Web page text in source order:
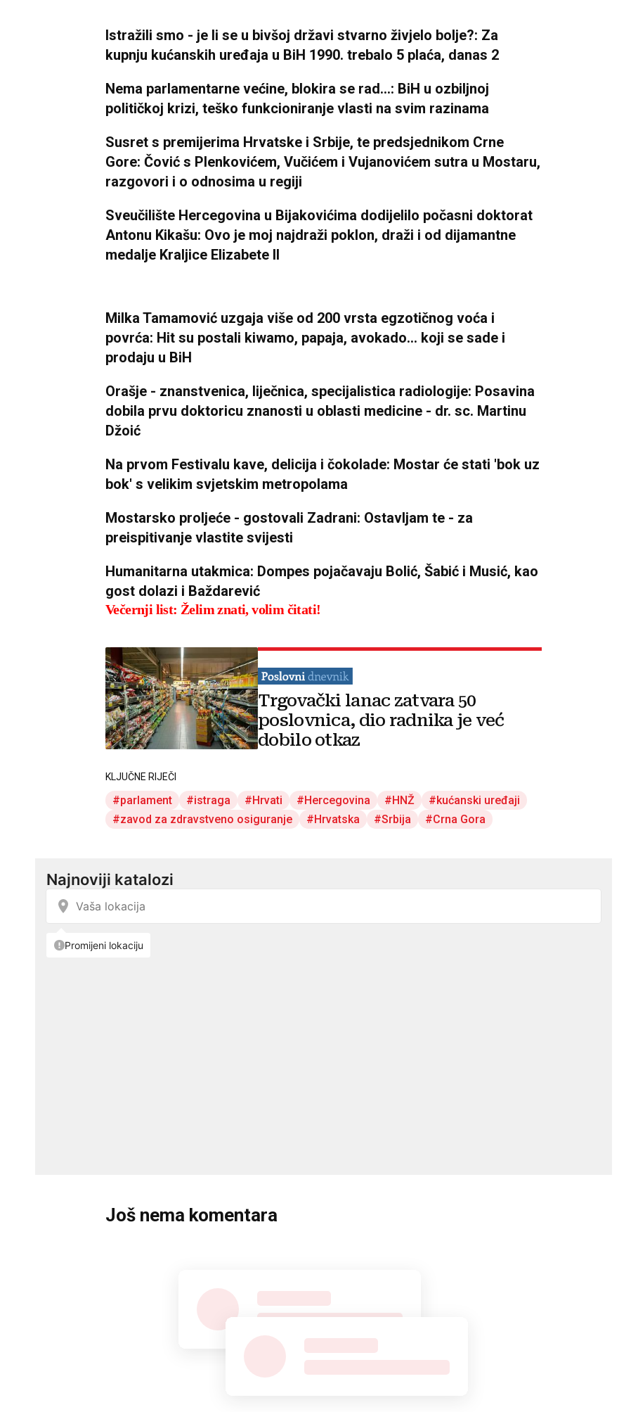
Istražili smo - je li se u bivšoj državi stvarno živjelo bolje?: Za
kupnju kućanskih uređaja u BiH 1990. trebalo 5 plaća, danas 2
Nema parlamentarne većine, blokira se rad...: BiH u ozbiljnoj
političkoj krizi, teško funkcioniranje vlasti na svim razinama
Susret s premijerima Hrvatske i Srbije, te predsjednikom Crne
Gore: Čović s Plenkovićem, Vučićem i Vujanovićem sutra u Mostaru,
razgovori i o odnosima u regiji
Sveučilište Hercegovina u Bijakovićima dodijelilo počasni doktorat
Antonu Kikašu: Ovo je moj najdraži poklon, draži i od dijamantne
medalje Kraljice Elizabete II
Milka Tamamović uzgaja više od 200 vrsta egzotičnog voća i
povrća: Hit su postali kiwamo, papaja, avokado... koji se sade i
prodaju u BiH
Orašje - znanstvenica, liječnica, specijalistica radiologije: Posavina
dobila prvu doktoricu znanosti u oblasti medicine - dr. sc. Martinu
Džoić
Na prvom Festivalu kave, delicija i čokolade: Mostar će stati 'bok uz
bok' s velikim svjetskim metropolama
Mostarsko proljeće - gostovali Zadrani: Ostavljam te - za
preispitivanje vlastite svijesti
Humanitarna utakmica: Dompes pojačavaju Bolić, Šabić i Musić, kao
gost dolazi i Baždarević
Večernji list: Želim znati, volim čitati!
Trgovački lanac zatvara 50
poslovnica, dio radnika je već
dobilo otkaz
KLJUČNE RIJEČI
parlament istraga Hrvati Hercegovina HNŽ
kućanski uređaji
zavod za zdravstveno osiguranje
Hrvatska Srbija Crna Gora
Još nema komentara